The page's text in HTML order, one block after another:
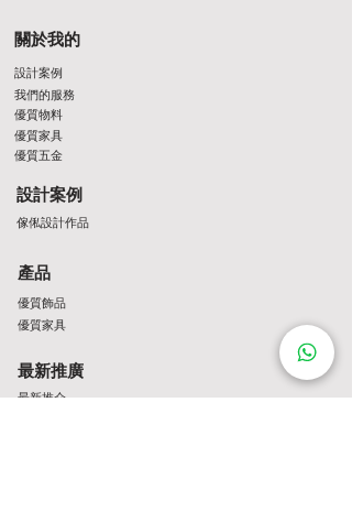
關於我的
設計案例
設計案例
我們的服務
傢俬設計作品
優質家具
優質物料
優質五金
產品
優質家具
優質飾品
最新推介
最新推廣